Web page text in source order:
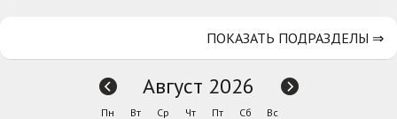
ПОКАЗАТЬ ПОДРАЗДЕЛЫ ⇒
Август 2026
Пн Вт Ср Чт Пт Сб Вс